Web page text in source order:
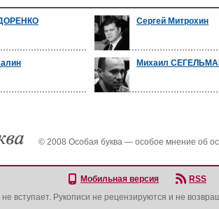
Сергей Митрохин
Михаил
© 2008 Особая буква — особое мнение об
Мобильная версия
RSS
не вступает. Рукописи не рецензируются и не